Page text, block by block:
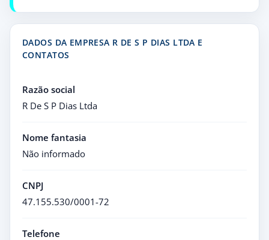
DADOS DA EMPRESA R DE S P DIAS LTDA E
CONTATOS
Razão social
R De S P Dias Ltda
Nome fantasia
Não informado
CNPJ
47.155.530/0001-72
Telefone